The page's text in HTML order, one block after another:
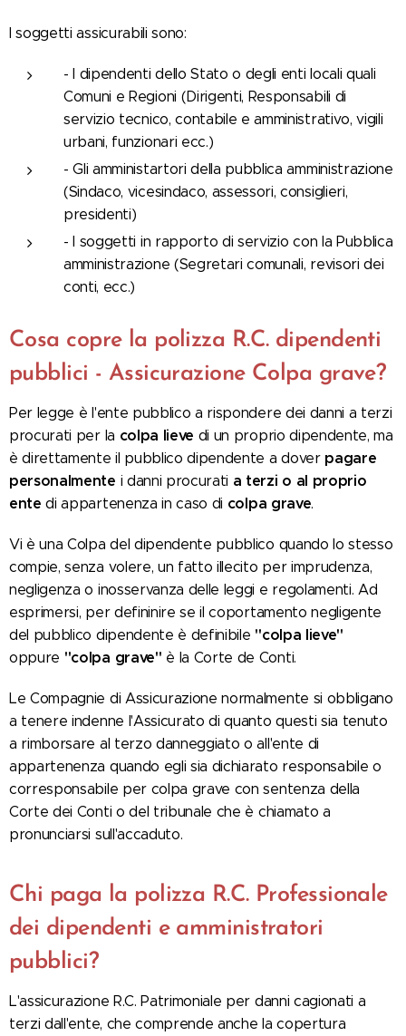
I soggetti assicurabili sono:
- I dipendenti dello Stato o degli enti locali quali
Comuni e Regioni (Dirigenti, Responsabili di
servizio tecnico, contabile e amministrativo, vigili
urbani, funzionari ecc.)
- Gli amministartori della pubblica amministrazione
(Sindaco, vicesindaco, assessori, consiglieri,
presidenti)
- I soggetti in rapporto di servizio con la Pubblica
amministrazione (Segretari comunali, revisori dei
conti, ecc.)
Cosa copre la polizza R.C. dipendenti
pubblici - Assicurazione Colpa grave?
Per legge è l'ente pubblico a rispondere dei danni a terzi
procurati per la colpa lieve di un proprio dipendente, ma
è direttamente il pubblico dipendente a dover pagare
personalmente i danni procurati a terzi o al proprio
ente di appartenenza in caso di colpa grave.
Vi è una Colpa del dipendente pubblico quando lo stesso
compie, senza volere, un fatto illecito per imprudenza,
negligenza o inosservanza delle leggi e regolamenti. Ad
esprimersi, per defininire se il coportamento negligente
del pubblico dipendente è definibile "colpa lieve"
oppure "colpa grave" è la Corte de Conti.
Le Compagnie di Assicurazione normalmente si obbligano
a tenere indenne l'Assicurato di quanto questi sia tenuto
a rimborsare al terzo danneggiato o all'ente di
appartenenza quando egli sia dichiarato responsabile o
corresponsabile per colpa grave con sentenza della
Corte dei Conti o del tribunale che è chiamato a
pronunciarsi sull'accaduto.
Chi paga la polizza R.C. Professionale
dei dipendenti e amministratori
pubblici?
L'assicurazione R.C. Patrimoniale per danni cagionati a
terzi dall'ente, che comprende anche la copertura